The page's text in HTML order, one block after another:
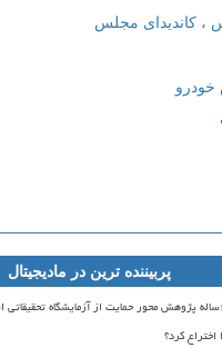
، کاندیدای مجلس
پربیننده ترین در مادیجیتال
کرد؟